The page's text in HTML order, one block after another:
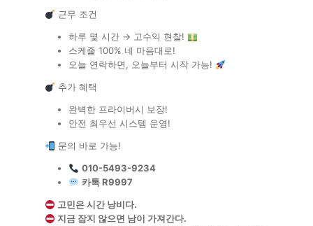
근무 조건
하루 몇 시간 → 고수익 현찰!
스케줄 100% 네 마음대로!
오늘 연락하면, 오늘부터 시작 가능!
추가 혜택
완벽한 프라이버시 보장!
안전 최우선 시스템 운영!
문의 바로 가능!
010-5493-9234
카톡 R9997
고민은 시간 낭비다.
지금 잡지 않으면 남이 가져간다.